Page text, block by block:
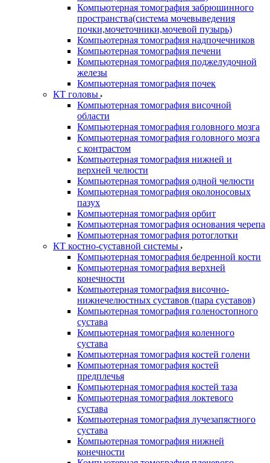
Компьютерная томография забрюшинного
пространства(система мочевыведения
почки,мочеточники,мочевой пузырь)
Компьютерная томография надпочечников
Компьютерная томография печени
Компьютерная томография поджелудочной
железы
Компьютерная томография почек
КТ головы
Компьютерная томография височной
области
Компьютерная томография головного мозга
Компьютерная томография головного мозга
с контрастом
Компьютерная томография нижней и
верхней челюсти
Компьютерная томография одной челюсти
Компьютерная томография околоносовых
пазух
Компьютерная томография орбит
Компьютерная томография основания черепа
Компьютерная томография ротоглотки
КТ костно-суставной системы
Компьютерная томография бедренной кости
Компьютерная томография верхней
конечности
Компьютерная томография височно-
нижнечелюстных суставов (пара суставов)
Компьютерная томография голеностопного
сустава
Компьютерная томография коленного
сустава
Компьютерная томография костей голени
Компьютерная томография костей
предплечья
Компьютерная томография костей таза
Компьютерная томография локтевого
сустава
Компьютерная томография лучезапястного
сустава
Компьютерная томография нижней
конечности